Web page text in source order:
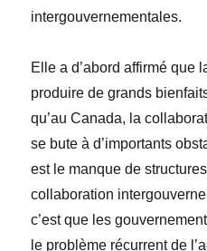
intergouvernementales.
Elle a d’abord affirmé que
produire de grands
qu’au Canada, la
se bute à d’importants
est le manque de
collaboration
c’est que les
le problème récurrent de